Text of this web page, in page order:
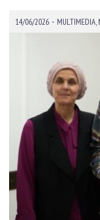
14/06/2026 - MULTIMEDIA,